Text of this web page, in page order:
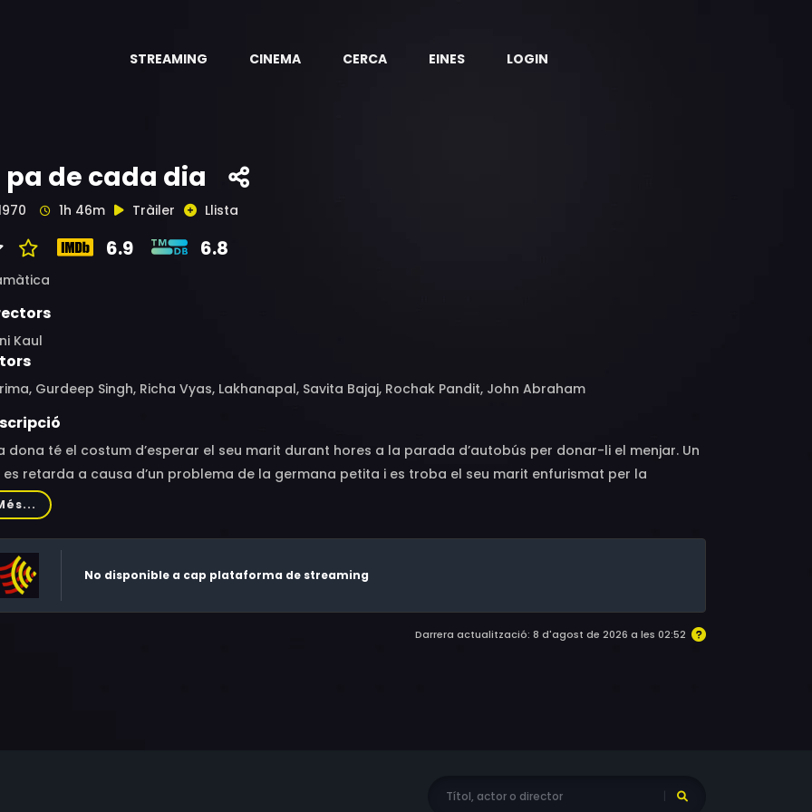
STREAMING CINEMA CERCA EINES LOGIN
pa de cada dia
1h 46m Tràiler Llista
6.9 6.8
Kaul
Gurdeep Singh, Richa Vyas, Lakhanapal, Savita Bajaj, Rochak Pandit, John Abraham
dona té el costum d’esperar el seu marit durant hores a la parada d’autobús per donar-li el menjar. Un
es retarda a causa d’un problema de la germana petita i es troba el seu marit enfurismat per la
No disponible a cap plataforma de streaming
Darrera actualització: 8 d'agost de 2026 a les 02:52